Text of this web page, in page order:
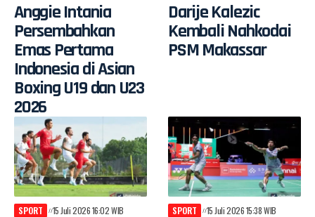
Anggie Intania
Persembahkan
Emas Pertama
Indonesia di Asian
Boxing U19 dan U23
2026
Darije Kalezic
Kembali Nahkodai
PSM Makassar
SPORT 15 Juli 2026 16:02 WIB SPORT 15 Juli 2026 15:38 WIB